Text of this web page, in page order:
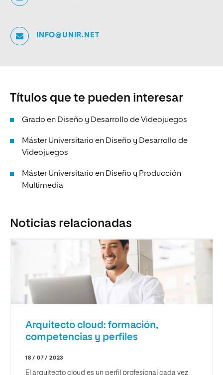
INFO@UNIR.NET
Títulos que te pueden interesar
Grado en Diseño y Desarrollo de Videojuegos
Máster Universitario en Diseño y Desarrollo de
Videojuegos
Máster Universitario en Diseño y Producción
Multimedia
Noticias relacionadas
Arquitecto cloud: formación,
competencias y perfiles
18 / 07 / 2023
El arquitecto cloud es un perfil profesional cada vez